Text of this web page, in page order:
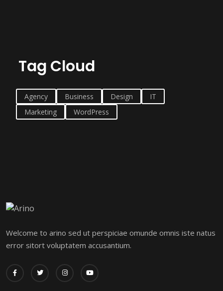
Tag Cloud
Agency Business Design
IT
Marketing
WordPress
Welcome to arino sed ut perspiciae omunde omnis iste natus
error sitort voluptatem accusantium.